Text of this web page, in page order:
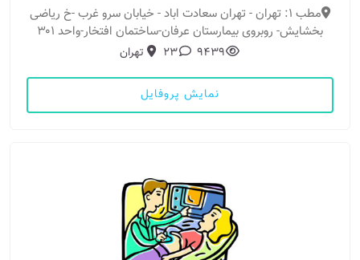
مطب 1: تهران - تهران سعادت اباد - خیابان سرو غرب -خ ریاضی
بخشایش- روبروی بیمارستان عرفان-ساختمان افتخار-واحد ۳۰۱
9439
23 تهران
نمایش پروفایل